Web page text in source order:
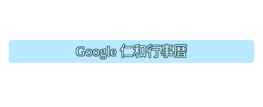
Google 仁和行事曆